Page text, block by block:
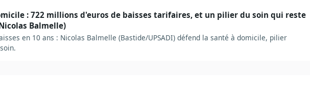
: 722 millions d'euros de baisses tarifaires, et un pilier du soin qui reste
Balmelle)
en 10 ans : Nicolas Balmelle (Bastide/UPSADI) défend la santé à domicile, pilier